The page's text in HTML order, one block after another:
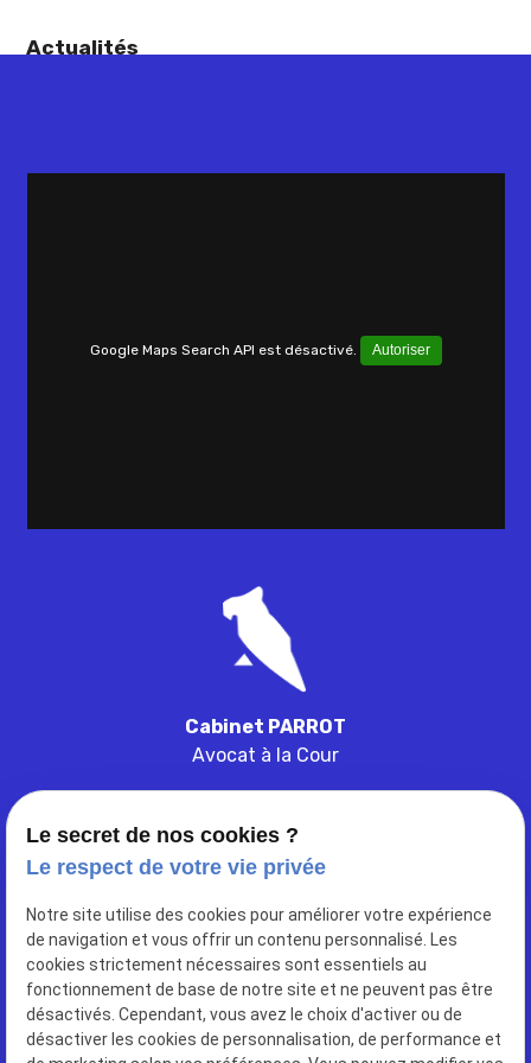
Actualités
Google Maps Search API est désactivé. Autoriser
Cabinet PARROT
Avocat à la Cour
place
103 ter rue de belleville
33000BORDEAUX
phone 05 56 52 97 66
Le secret de nos cookies ?
Le respect de votre vie privée
Notre site utilise des cookies pour améliorer votre expérience
de navigation et vous offrir un contenu personnalisé. Les
cookies strictement nécessaires sont essentiels au
fonctionnement de base de notre site et ne peuvent pas être
désactivés. Cependant, vous avez le choix d'activer ou de
désactiver les cookies de personnalisation, de performance et